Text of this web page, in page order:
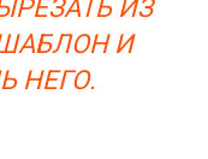
ИЗ
И
НЕГО.